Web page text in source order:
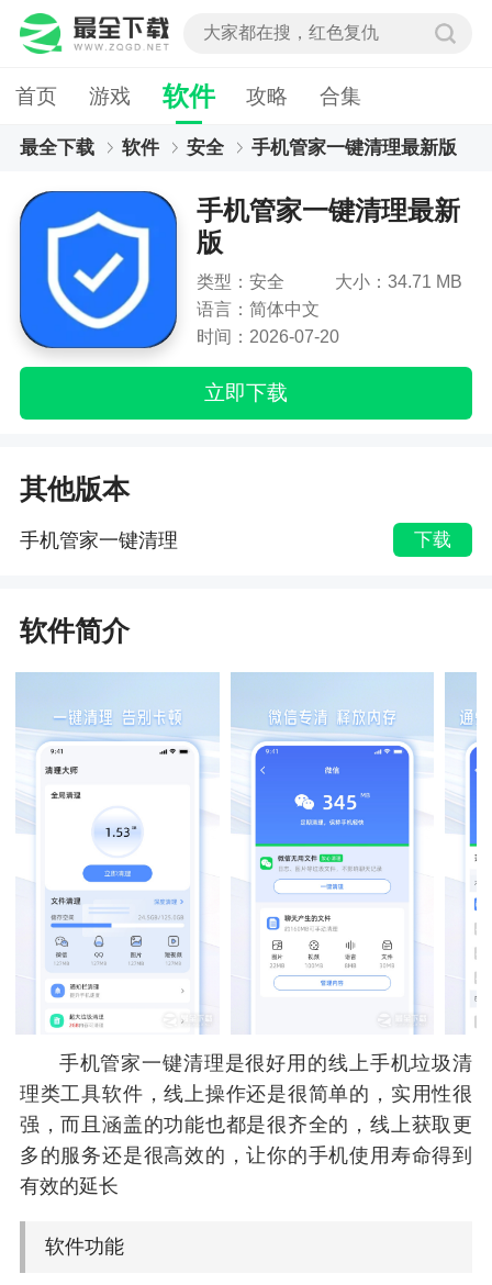
首页 游戏 软件 攻略 合集
最全下载 软件 安全 手机管家一键清理最新版
手机管家一键清理最新
版
类型：安全
大小：34.71 MB
语言：简体中文
时间：2026-07-20
立即下载
其他版本
手机管家一键清理 下载
软件简介
手机管家一键清理是很好用的线上手机垃圾清
理类工具软件，线上操作还是很简单的，实用性很
强，而且涵盖的功能也都是很齐全的，线上获取更
多的服务还是很高效的，让你的手机使用寿命得到
有效的延长
软件功能